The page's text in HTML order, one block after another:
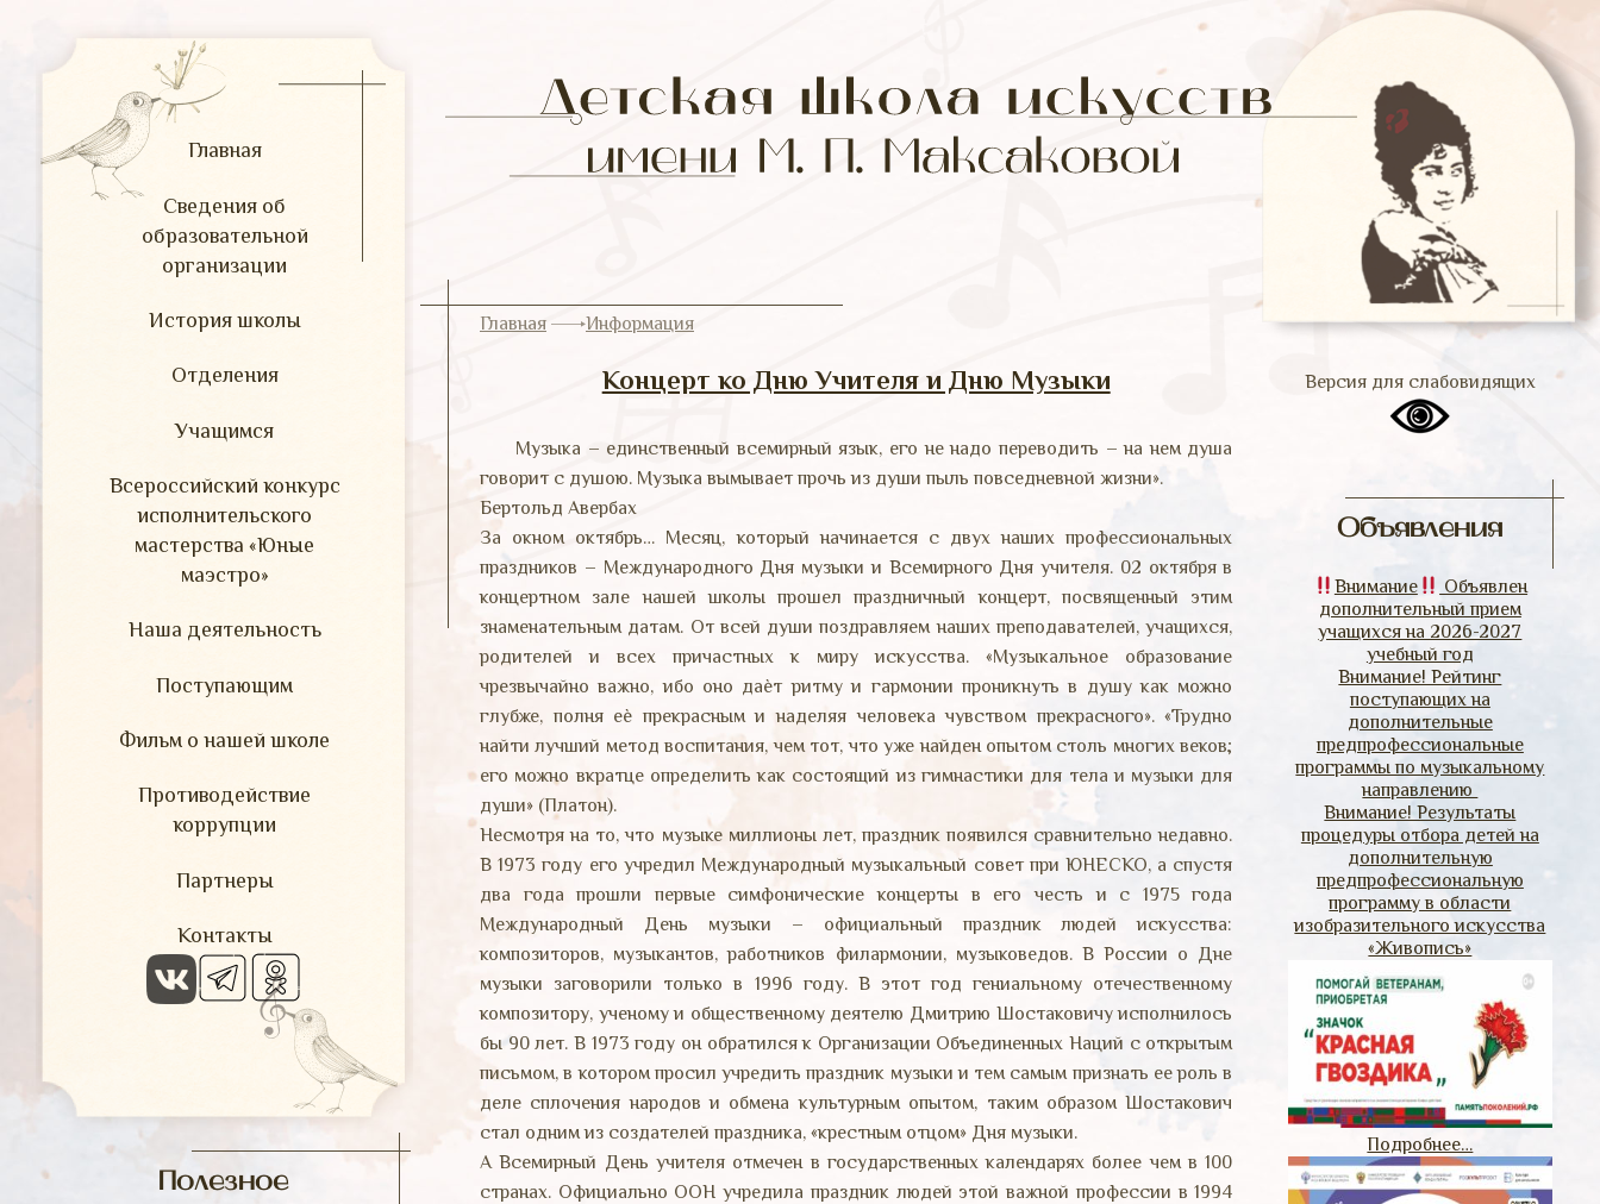
Главная
Сведения об
образовательной
организации
История школы
Отделения
Учащимся
Всероссийский конкурс
исполнительского
мастерства «Юные
маэстро»
Наша деятельность
Поступающим
Фильм о нашей школе
Противодействие
коррупции
Партнеры
Контакты
Полезное
Главная Информация
Концерт ко Дню Учителя и Дню Музыки
Музыка – единственный всемирный язык, его не надо переводить – на нем душа
говорит с душою. Музыка вымывает прочь из души пыль повседневной жизни».
Бертольд Авербах
За окном октябрь… Месяц, который начинается с двух наших профессиональных
праздников – Международного Дня музыки и Всемирного Дня учителя. 02 октября в
концертном зале нашей школы прошел праздничный концерт, посвященный этим
знаменательным датам. От всей души поздравляем наших преподавателей, учащихся,
родителей и всех причастных к миру искусства. «Музыкальное образование
чрезвычайно важно, ибо оно даѐт ритму и гармонии проникнуть в душу как можно
глубже, полня еѐ прекрасным и наделяя человека чувством прекрасного». «Трудно
найти лучший метод воспитания, чем тот, что уже найден опытом столь многих веков;
его можно вкратце определить как состоящий из гимнастики для тела и музыки для
души» (Платон).
Несмотря на то, что музыке миллионы лет, праздник появился сравнительно недавно.
В 1973 году его учредил Международный музыкальный совет при ЮНЕСКО, а спустя
два года прошли первые симфонические концерты в его честь и с 1975 года
Международный День музыки – официальный праздник людей искусства:
композиторов, музыкантов, работников филармонии, музыковедов. В России о Дне
музыки заговорили только в 1996 году. В этот год гениальному отечественному
композитору, ученому и общественному деятелю Дмитрию Шостаковичу исполнилось
бы 90 лет. В 1973 году он обратился к Организации Объединенных Наций с открытым
письмом, в котором просил учредить праздник музыки и тем самым признать ее роль в
деле сплочения народов и обмена культурным опытом, таким образом Шостакович
стал одним из создателей праздника, «крестным отцом» Дня музыки.
А Всемирный День учителя отмечен в государственных календарях более чем в 100
странах. Официально ООН учредила праздник людей этой важной профессии в 1994
Версия для слабовидящих
Объявления
Внимание
Объявлен
дополнительный прием
учащихся на 2026-2027
учебный год
Внимание! Рейтинг
поступающих на
дополнительные
предпрофессиональные
программы по музыкальному
направлению
Внимание! Результаты
процедуры отбора детей на
дополнительную
предпрофессиональную
программу в области
изобразительного искусства
«Живопись»
Подробнее…